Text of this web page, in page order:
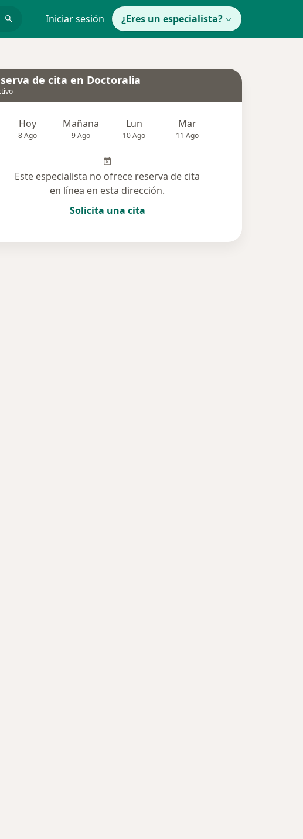
Iniciar sesión ¿Eres un especialista?
Dudas solucionadas (19)
de cita en Doctoralia
Hoy
8 Ago
Mañana
9 Ago
Lun
10 Ago
Mar
11 Ago
Este especialista no ofrece reserva de cita
en línea en esta dirección.
Solicita una cita